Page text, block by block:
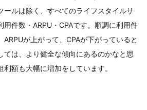
ールは除く、すべてのライフスタイルサ
用件数・ARPU・CPAです。順調に利用件
が上がって、CPAが下がっていると
ては、より健全な傾向にあるのかなと思
額も大幅に増加をしています。